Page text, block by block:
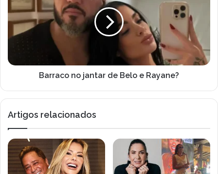
jantar
de
Belo
Barraco no jantar de Belo e Rayane?
Artigos relacionados